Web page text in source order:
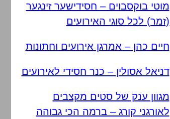
מוטי בוקסבוים – חסידישער זינגער
(זמר) לכל סוגי האירועים
חיים כהן – אמרגן אירועים וחתונות
דניאל אסולין – כנר חסידי לאירועים
מגוון ענק של סטים מקצבים
לאורגני קורג – ברמה הכי גבוהה